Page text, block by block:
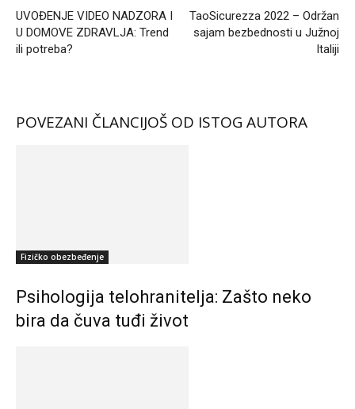
UVOĐENJE VIDEO NADZORA I
U DOMOVE ZDRAVLJA: Trend
ili potreba?
TaoSicurezza 2022 – Održan
sajam bezbednosti u Južnoj
Italiji
POVEZANI ČLANCIJOŠ OD ISTOG AUTORA
Fizičko obezbeđenje
Psihologija telohranitelja: Zašto neko
bira da čuva tuđi život